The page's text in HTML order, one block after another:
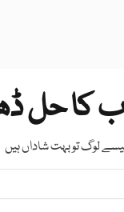
کا حل
لوگ تو بہت شاداں ہیں